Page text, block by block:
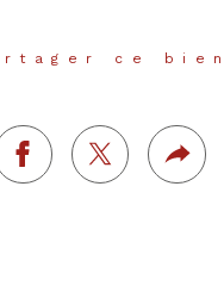
ce bien